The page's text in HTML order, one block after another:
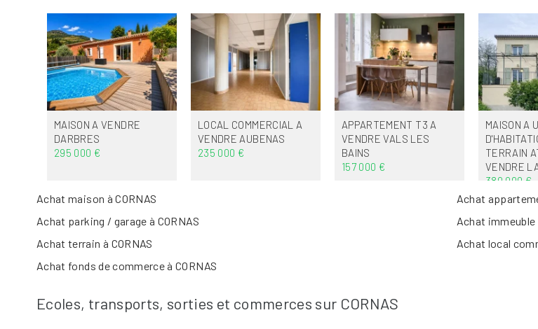
MAISON A VENDRE
DARBRES
295 000 €
LOCAL COMMERCIAL A
VENDRE AUBENAS
235 000 €
APPARTEMENT T3 A
VENDRE VALS LES
BAINS
157 000 €
MAISON A
TERRAIN
VENDRE
380 000 €
Achat maison à CORNAS
Achat
Achat parking / garage à CORNAS
Achat immeuble
Achat terrain à CORNAS
Achat local
Achat fonds de commerce à CORNAS
Ecoles, transports, sorties et commerces sur CORNAS